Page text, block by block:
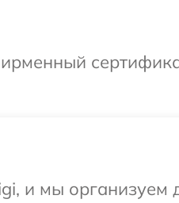
и мы организуем